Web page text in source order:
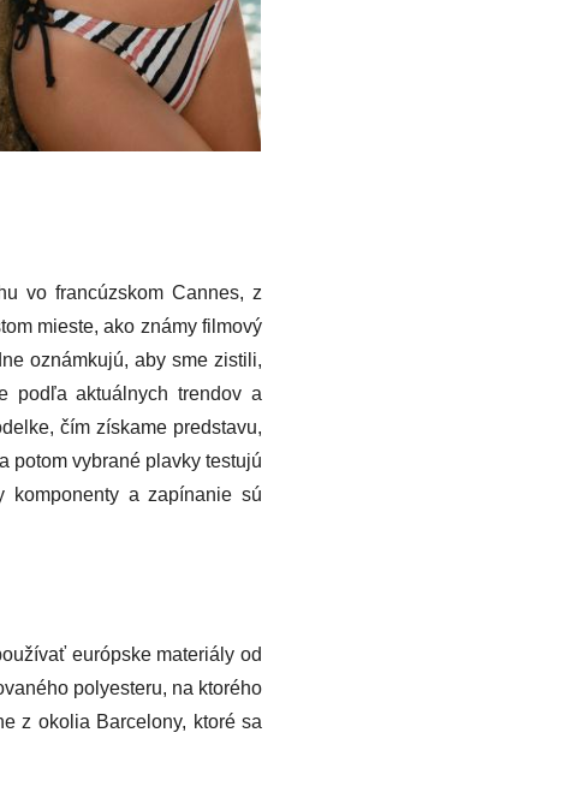
vo francúzskom Cannes, z
mieste, ako známy filmový
oznámkujú, aby sme zistili,
podľa aktuálnych trendov a
čím získame predstavu,
potom vybrané plavky testujú
komponenty a zapínanie sú
európske materiály od
polyesteru, na ktorého
z okolia Barcelony, ktoré sa